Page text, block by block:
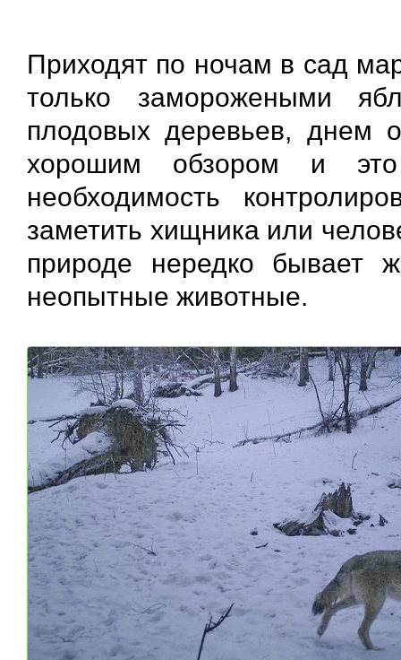
Приходят по ночам в сад
только заморожеными
плодовых деревьев, днем
хорошим обзором и
необходимость
заметить хищника или
природе нередко бывает
неопытные животные.